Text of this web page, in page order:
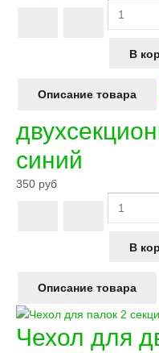
Описание товара
синий
350 руб
Описание товара
Чехол для